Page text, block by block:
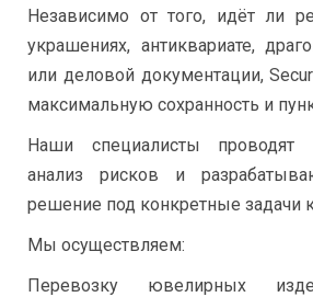
Независимо от того, идёт ли
украшениях, антиквариате,
или деловой документации,
максимальную сохранность и
Наши специалисты проводят
анализ рисков и
решение под конкретные задачи
Мы осуществляем:
Перевозку ювелирных